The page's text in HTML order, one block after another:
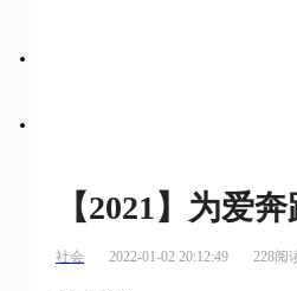
【2021】为爱
社会 2022-01-02 20:12:49 228阅